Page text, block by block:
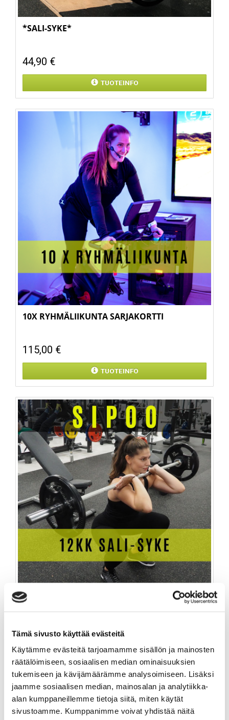
Tämä sivusto käyttää evästeitä
Käytämme evästeitä tarjoamamme sisällön ja mainosten
räätälöimiseen, sosiaalisen median ominaisuuksien
tukemiseen ja kävijämäärämme analysoimiseen. Lisäksi
jaamme sosiaalisen median, mainosalan ja analytiikka-
alan kumppaneillemme tietoja siitä, miten käytät
sivustoamme. Kumppanimme voivat yhdistää näitä
*SALI-SYKE*
44,90 €
TUOTEINFO
10X RYHMÄLIIKUNTA SARJAKORTTI
115,00 €
TUOTEINFO
12KK SALI-SYKE
499,00 €
TUOTEINFO